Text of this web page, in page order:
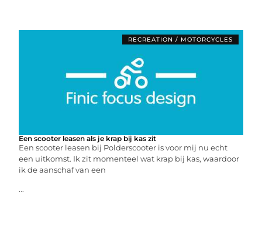
RECREATION / MOTORCYCLES
Een scooter leasen als je krap bij kas zit
Een scooter leasen bij Polderscooter is voor mij nu echt
een uitkomst. Ik zit momenteel wat krap bij kas, waardoor
ik de aanschaf van een
...